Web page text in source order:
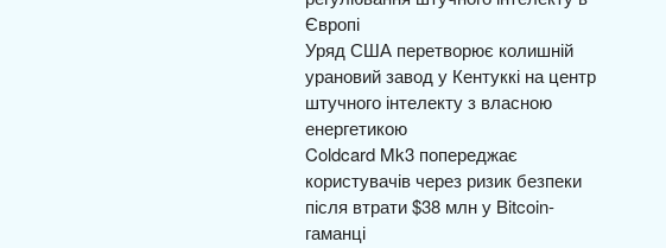
Європі
Уряд США перетворює колишній
урановий завод у Кентуккі на центр
штучного інтелекту з власною
енергетикою
Coldcard Mk3 попереджає
користувачів через ризик безпеки
після втрати $38 млн у Bitcoin-
гаманці